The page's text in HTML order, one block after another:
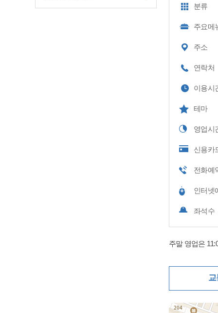
분류
주요메
주소
연락처
이용시
테마
영업시
신용카
전화예
인터넷
좌석수
주말 영업은
교
지도삽입 (가로